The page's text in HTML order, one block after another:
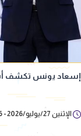
إسعاد يونس تكشف
الإثنين 27/يوليو/2026 - 11:06 م